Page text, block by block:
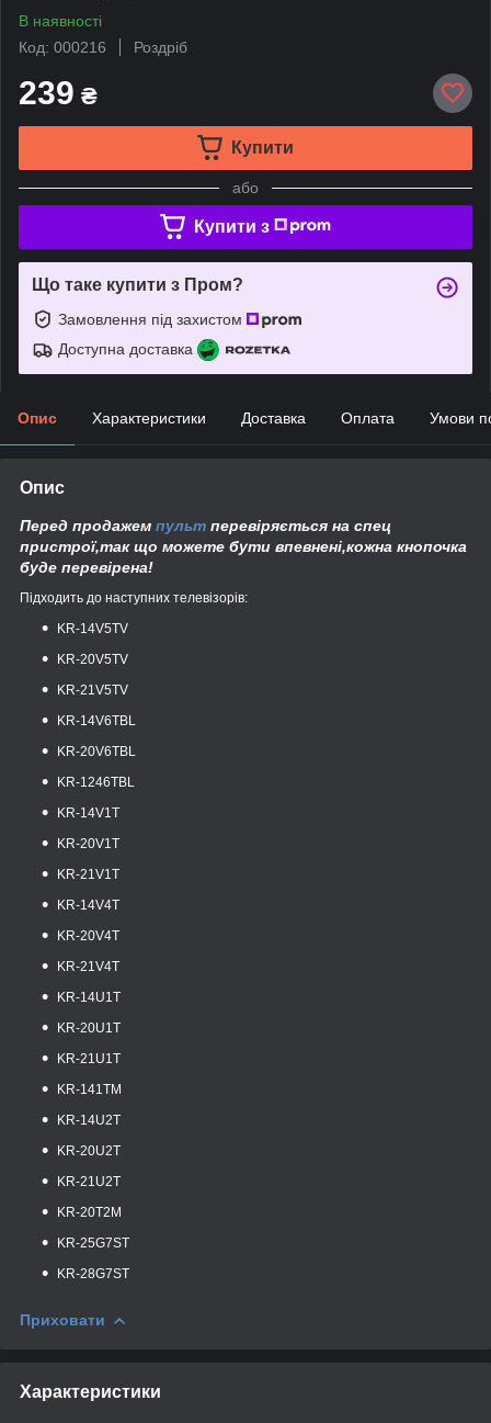
В наявності
Код: 000216
Роздріб
239 ₴
Купити
або
Купити з
Що таке купити з Пром?
Замовлення під захистом
Доступна доставка
Опис Характеристики Доставка Оплата Умови
Опис
Перед продажем пульт перевіряється на спец
пристрої,так що можете бути впевнені,кожна кнопочка
буде перевірена!
Підходить до наступних телевізорів:
KR-14V5TV
KR-20V5TV
KR-21V5TV
KR-14V6TBL
KR-20V6TBL
KR-1246TBL
KR-14V1T
KR-20V1T
KR-21V1T
KR-14V4T
KR-20V4T
KR-21V4T
KR-14U1T
KR-20U1T
KR-21U1T
KR-141TM
KR-14U2T
KR-20U2T
KR-21U2T
KR-20T2M
KR-25G7ST
KR-28G7ST
Приховати
Характеристики